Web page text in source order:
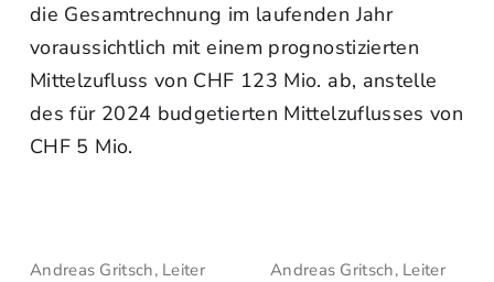
die Gesamtrechnung im laufenden Jahr
voraussichtlich mit einem prognostizierten
Mittelzufluss von CHF 123 Mio. ab, anstelle
des für 2024 budgetierten Mittelzuflusses von
CHF 5 Mio.
Andreas Gritsch, Leiter
Andreas Gritsch, Leiter